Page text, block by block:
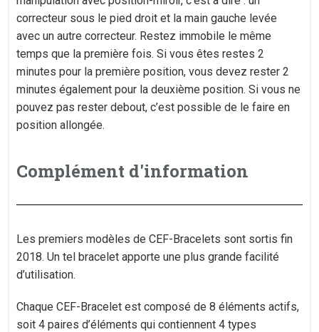
correcteur sous le pied droit et la main gauche levée
avec un autre correcteur. Restez immobile le même
temps que la première fois. Si vous êtes restes 2
minutes pour la première position, vous devez rester 2
minutes également pour la deuxième position. Si vous ne
pouvez pas rester debout, c’est possible de le faire en
position allongée.
Complément d'information
Les premiers modèles de CEF-Bracelets sont sortis fin
2018. Un tel bracelet apporte une plus grande facilité
d’utilisation.
Chaque CEF-Bracelet est composé de 8 éléments actifs,
soit 4 paires d’éléments qui contiennent 4 types